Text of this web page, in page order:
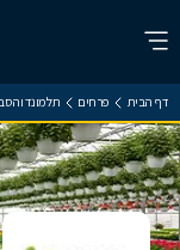
דף הבית פרחים תל מונד